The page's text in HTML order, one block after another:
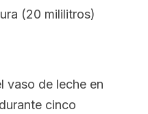
(20 mililitros)
vaso de leche en
cinco